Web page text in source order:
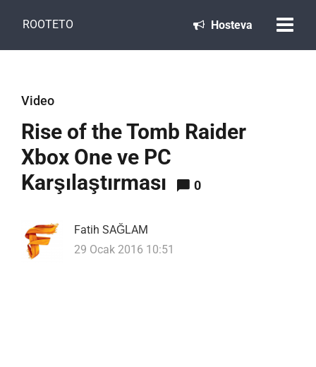
ROOTETO Hosteva
Video
Rise of the Tomb Raider
Xbox One ve PC
Karşılaştırması
0
Fatih SAĞLAM
29 Ocak 2016 10:51